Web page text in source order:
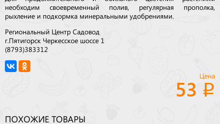
необходим своевременный полив, регулярная прополка,
рыхление и подкормка минеральными удобрениями.
Региональный Центр Садовод
г.Пятигорск Черкесское шоссе 1
(8793)383312
Цена
53
ПОХОЖИЕ ТОВАРЫ